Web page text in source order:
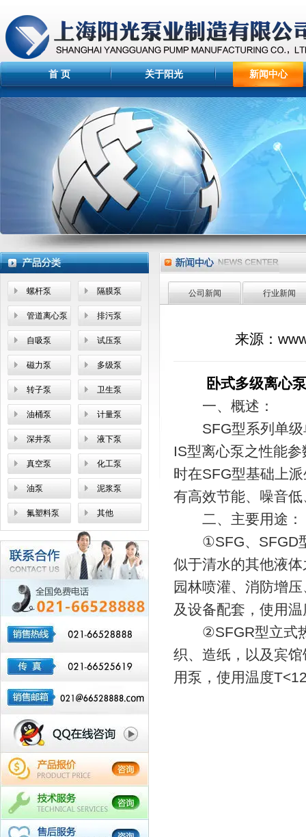
首 页 关于阳光 新闻中心
螺杆泵 隔膜泵
管道离心泵 排污泵
自吸泵 试压泵
磁力泵 多级泵
转子泵 卫生泵
油桶泵 计量泵
深井泵 液下泵
真空泵 化工泵
油泵 泥浆泵
氟塑料泵 其他
公司新闻 行业新闻
来源：
卧式多级离心泵
一、概述：
SFG型系列单级
IS型离心泵之性能
时在SFG型基础上
有高效节能、噪音
二、主要用途：
①SFG、SFGD型
似于清水的其他液
园林喷灌、消防增
及设备配套，使用
②SFGR型立式热
织、造纸，以及宾
用泵，使用温度